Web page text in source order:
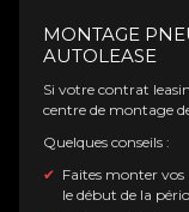
MONTAGE
AUTOLEASE
Si votre contrat
centre de montage
Quelques conseils :
Faites monter
le début de la